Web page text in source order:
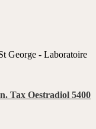
George - Laboratoire
Tax Oestradiol 5400